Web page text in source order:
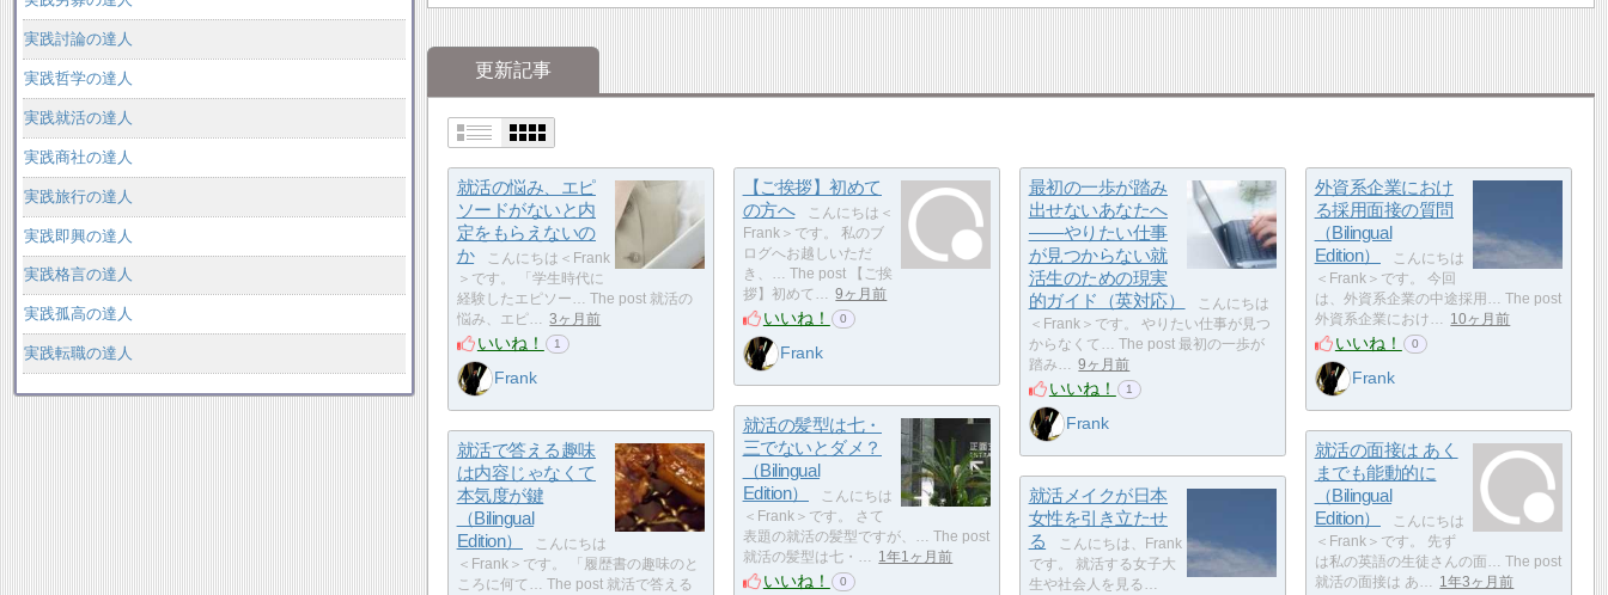
更新記事
就活の悩み、エピ
ソードがないと内
定をもらえないの
か
こんにちは＜Frank
＞です。 「学生時代に
経験したエピソー… The post 就活の
悩み、エピ…
3ヶ月前
いいね！ 1
Frank
【ご挨拶】初めて
の方へ
こんにちは＜
Frank＞です。 私のブ
ログへお越しいただ
き、… The post 【ご挨
拶】初めて…
9ヶ月前
いいね！ 0
Frank
最初の一歩が踏み
出せないあなたへ
――やりたい仕事
が見つからない就
活生のための現実
的ガイド（英対応）
こんにちは
＜Frank＞です。 やりたい仕事が見つ
からなくて… The post 最初の一歩が
踏み…
9ヶ月前
いいね！ 1
Frank
外資系企業におけ
る採用面接の質問
（Bilingual
Edition）
こんにちは
＜Frank＞です。 今回
は、外資系企業の中途採用… The post
外資系企業におけ…
10ヶ月前
いいね！ 0
Frank
就活の髪型は七・
三でないとダメ？
（Bilingual
Edition）
こんにちは
＜Frank＞です。 さて
表題の就活の髪型ですが、… The post
就活の髪型は七・…
1年1ヶ月前
いいね！ 0
就活で答える趣味
は内容じゃなくて
本気度が鍵
（Bilingual
Edition）
こんにちは
＜Frank＞です。 「履歴書の趣味のと
ころに何て… The post 就活で答える
就活の面接は あく
までも能動的に
（Bilingual
Edition）
こんにちは
＜Frank＞です。 先ず
は私の英語の生徒さんの面… The post
就活の面接は あ…
1年3ヶ月前
就活メイクが日本
女性を引き立たせ
る
こんにちは、Frank
です。 就活する女子大
生や社会人を見る…
実践討論の達人
実践哲学の達人
実践就活の達人
実践商社の達人
実践旅行の達人
実践即興の達人
実践格言の達人
実践孤高の達人
実践転職の達人